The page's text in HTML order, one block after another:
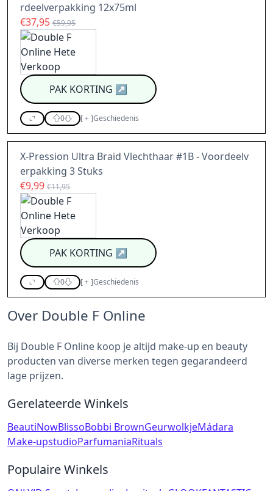
rdeelverpakking 12x75ml
€37,95 €59,95
PAK KORTING ↗
0 [+]Geschiedenis
X-Pression Ultra Braid Vlechthaar #1B - Voordeelv
erpakking 3 Stuks
€9,99 €11,95
PAK KORTING ↗
0 [+]Geschiedenis
Over Double F Online
Bij Double F Online koop je altijd make-up en beauty
producten van diverse merken tegen gegarandeerd
lage prijzen.
Gerelateerde Winkels
BeautiNowBlissoBobbi BrownGeurwolkjeMádara
Make-upstudioParfumaniaRituals
Populaire Winkels